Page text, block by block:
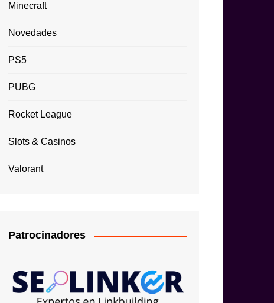
Minecraft
Novedades
PS5
PUBG
Rocket League
Slots & Casinos
Valorant
Patrocinadores